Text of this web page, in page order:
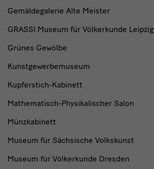
Gemäldegalerie Alte Meister
GRASSI Museum für Völkerkunde Leipzig
Grünes Gewölbe
Kunstgewerbemuseum
Kupferstich-Kabinett
Mathematisch-Physikalischer Salon
Münzkabinett
Museum für Sächsische Volkskunst
Museum für Völkerkunde Dresden